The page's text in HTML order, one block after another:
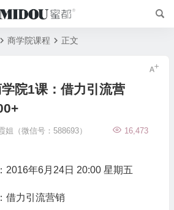
商学院课程 正文
院1课：借力引流营
姐（微信号：588693）
16,473
2016年6月24日 20:00 星期五
借力引流营销